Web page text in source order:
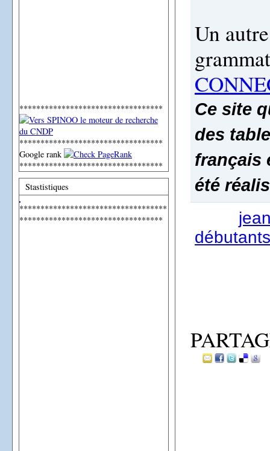
**********************************
**********************************
Google rank
**********************************
Stastistiques
***********************************
**********************************
Un
Ce site
des
français
été